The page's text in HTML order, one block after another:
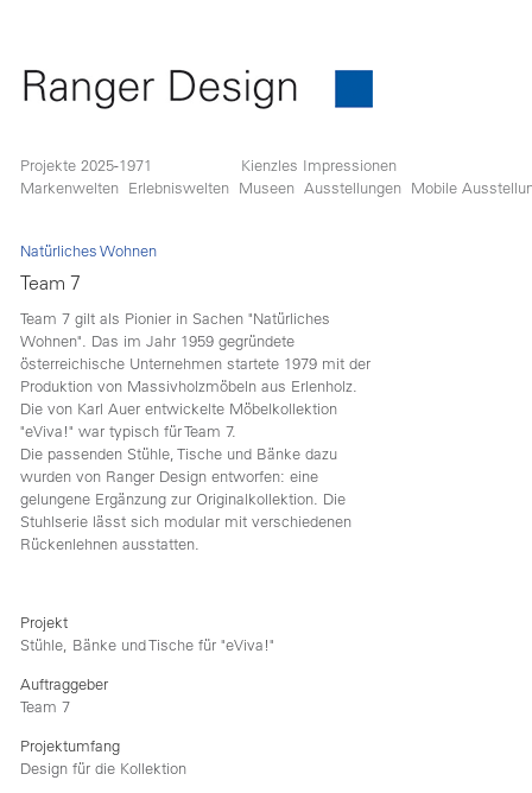
Projekte 2025-1971
Kienzles Impressionen
Markenwelten Erlebniswelten Museen Ausstellungen Mobile
Natürliches Wohnen
Team 7
Team 7 gilt als Pionier in Sachen "Natürliches
Wohnen". Das im Jahr 1959 gegründete
österreichische Unternehmen startete 1979 mit der
Produktion von Massivholzmöbeln aus Erlenholz.
Die von Karl Auer entwickelte Möbelkollektion
"eViva!" war typisch für Team 7.
Die passenden Stühle, Tische und Bänke dazu
wurden von Ranger Design entworfen: eine
gelungene Ergänzung zur Originalkollektion. Die
Stuhlserie lässt sich modular mit verschiedenen
Rückenlehnen ausstatten.
Projekt
Stühle, Bänke und Tische für "eViva!"
Auftraggeber
Team 7
Projektumfang
Design für die Kollektion